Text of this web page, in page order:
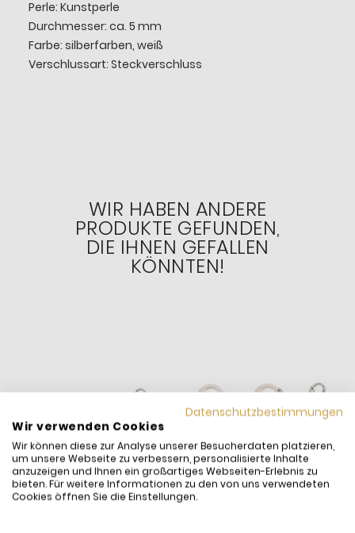
Perle: Kunstperle
Durchmesser: ca. 5 mm
Farbe: silberfarben, weiß
Verschlussart: Steckverschluss
WIR HABEN ANDERE
PRODUKTE GEFUNDEN,
DIE IHNEN GEFALLEN
KÖNNTEN!
Datenschutzbestimmungen
Wir verwenden Cookies
Wir können diese zur Analyse unserer Besucherdaten platzieren,
um unsere Webseite zu verbessern, personalisierte Inhalte
anzuzeigen und Ihnen ein großartiges Webseiten-Erlebnis zu
bieten. Für weitere Informationen zu den von uns verwendeten
Cookies öffnen Sie die Einstellungen.